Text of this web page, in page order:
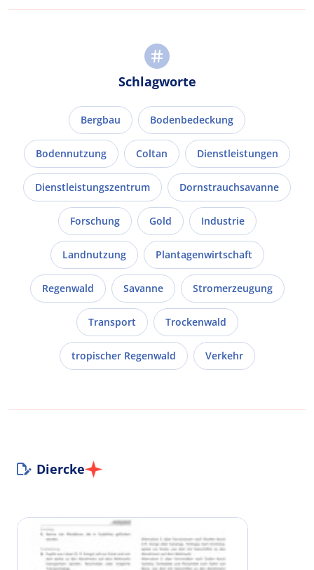
Schlagworte
Bergbau Bodenbedeckung
Bodennutzung Coltan Dienstleistungen
Dienstleistungszentrum Dornstrauchsavanne
Forschung Gold Industrie
Landnutzung Plantagenwirtschaft
Regenwald Savanne Stromerzeugung
Transport Trockenwald
tropischer Regenwald Verkehr
Diercke